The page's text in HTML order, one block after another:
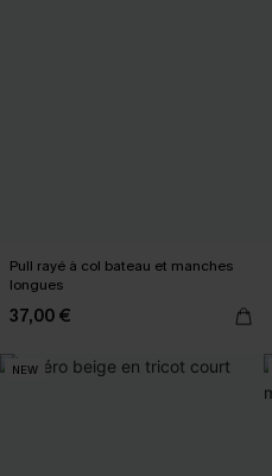
Pull rayé à col bateau et manches
longues
37,00 €
NEW